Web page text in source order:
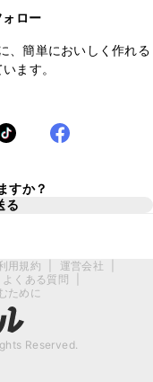
ォロー
、簡単においしく作れる
ます。
すか？
る
用規約 運営会社
よくある質問
ために
Reserved.